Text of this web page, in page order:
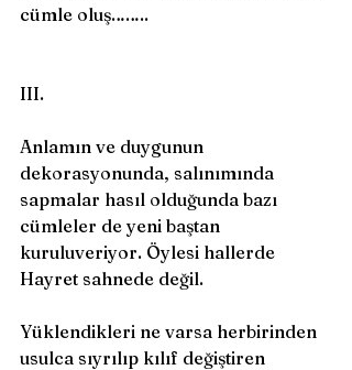
cümle oluş……..
III.
Anlamın ve duygunun
dekorasyonunda, salınımında
sapmalar hasıl olduğunda bazı
cümleler de yeni baştan
kuruluveriyor. Öylesi hallerde
Hayret sahnede değil.
Yüklendikleri ne varsa herbirinden
usulca sıyrılıp kılıf değiştiren